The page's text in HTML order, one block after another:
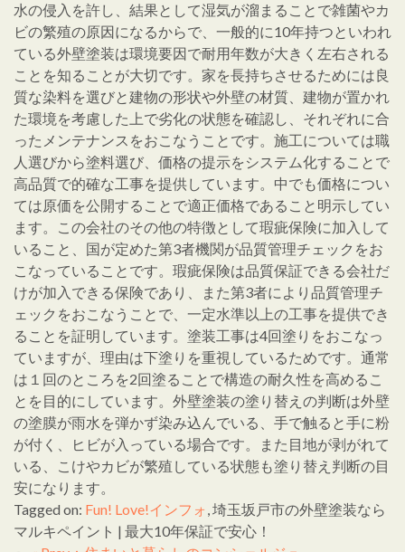
水の侵入を許し、結果として湿気が溜まることで雑菌やカ
ビの繁殖の原因になるからで、一般的に10年持つといわれ
ている外壁塗装は環境要因で耐用年数が大きく左右される
ことを知ることが大切です。家を長持ちさせるためには良
質な染料を選びと建物の形状や外壁の材質、建物が置かれ
た環境を考慮した上で劣化の状態を確認し、それぞれに合
ったメンテナンスをおこなうことです。施工については職
人選びから塗料選び、価格の提示をシステム化することで
高品質で的確な工事を提供しています。中でも価格につい
ては原価を公開することで適正価格であること明示してい
ます。この会社のその他の特徴として瑕疵保険に加入して
いること、国が定めた第3者機関が品質管理チェックをお
こなっていることです。瑕疵保険は品質保証できる会社だ
けが加入できる保険であり、また第3者により品質管理チ
ェックをおこなうことで、一定水準以上の工事を提供でき
ることを証明しています。塗装工事は4回塗りをおこなっ
ていますが、理由は下塗りを重視しているためです。通常
は１回のところを2回塗ることで構造の耐久性を高めるこ
とを目的にしています。外壁塗装の塗り替えの判断は外壁
の塗膜が雨水を弾かず染み込んでいる、手で触ると手に粉
が付く、ヒビが入っている場合です。また目地が剥がれて
いる、こけやカビが繁殖している状態も塗り替え判断の目
安になります。
Tagged on: Fun! Love!インフォ , 埼玉坂戸市の外壁塗装なら
マルキペイント | 最大10年保証で安心！